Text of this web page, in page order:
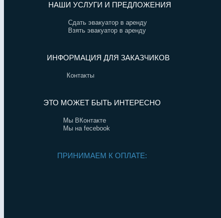
НАШИ УСЛУГИ И ПРЕДЛОЖЕНИЯ
Сдать эвакуатор в аренду
Взять эвакуатор в аренду
ИНФОРМАЦИЯ ДЛЯ ЗАКАЗЧИКОВ
Контакты
ЭТО МОЖЕТ БЫТЬ ИНТЕРЕСНО
Мы ВКонтакте
Мы на fecebook
ПРИНИМАЕМ К ОПЛАТЕ: